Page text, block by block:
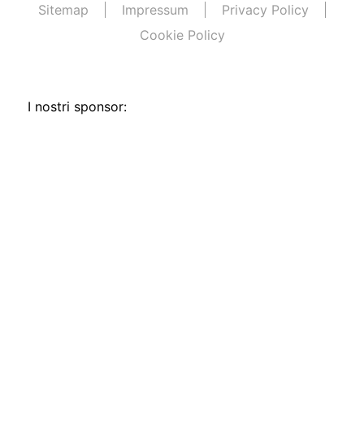
Sitemap Impressum
Privacy Policy
Cookie Policy
I nostri sponsor: